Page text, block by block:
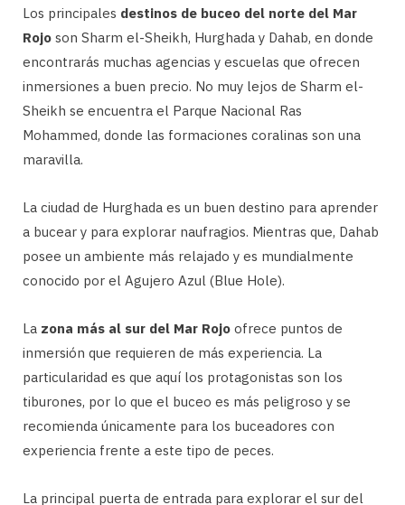
Los principales destinos de buceo del norte del Mar
Rojo son Sharm el-Sheikh, Hurghada y Dahab, en donde
encontrarás muchas agencias y escuelas que ofrecen
inmersiones a buen precio. No muy lejos de Sharm el-
Sheikh se encuentra el Parque Nacional Ras
Mohammed, donde las formaciones coralinas son una
maravilla.
La ciudad de Hurghada es un buen destino para aprender
a bucear y para explorar naufragios. Mientras que, Dahab
posee un ambiente más relajado y es mundialmente
conocido por el Agujero Azul (Blue Hole).
La zona más al sur del Mar Rojo ofrece puntos de
inmersión que requieren de más experiencia. La
particularidad es que aquí los protagonistas son los
tiburones, por lo que el buceo es más peligroso y se
recomienda únicamente para los buceadores con
experiencia frente a este tipo de peces.
La principal puerta de entrada para explorar el sur del